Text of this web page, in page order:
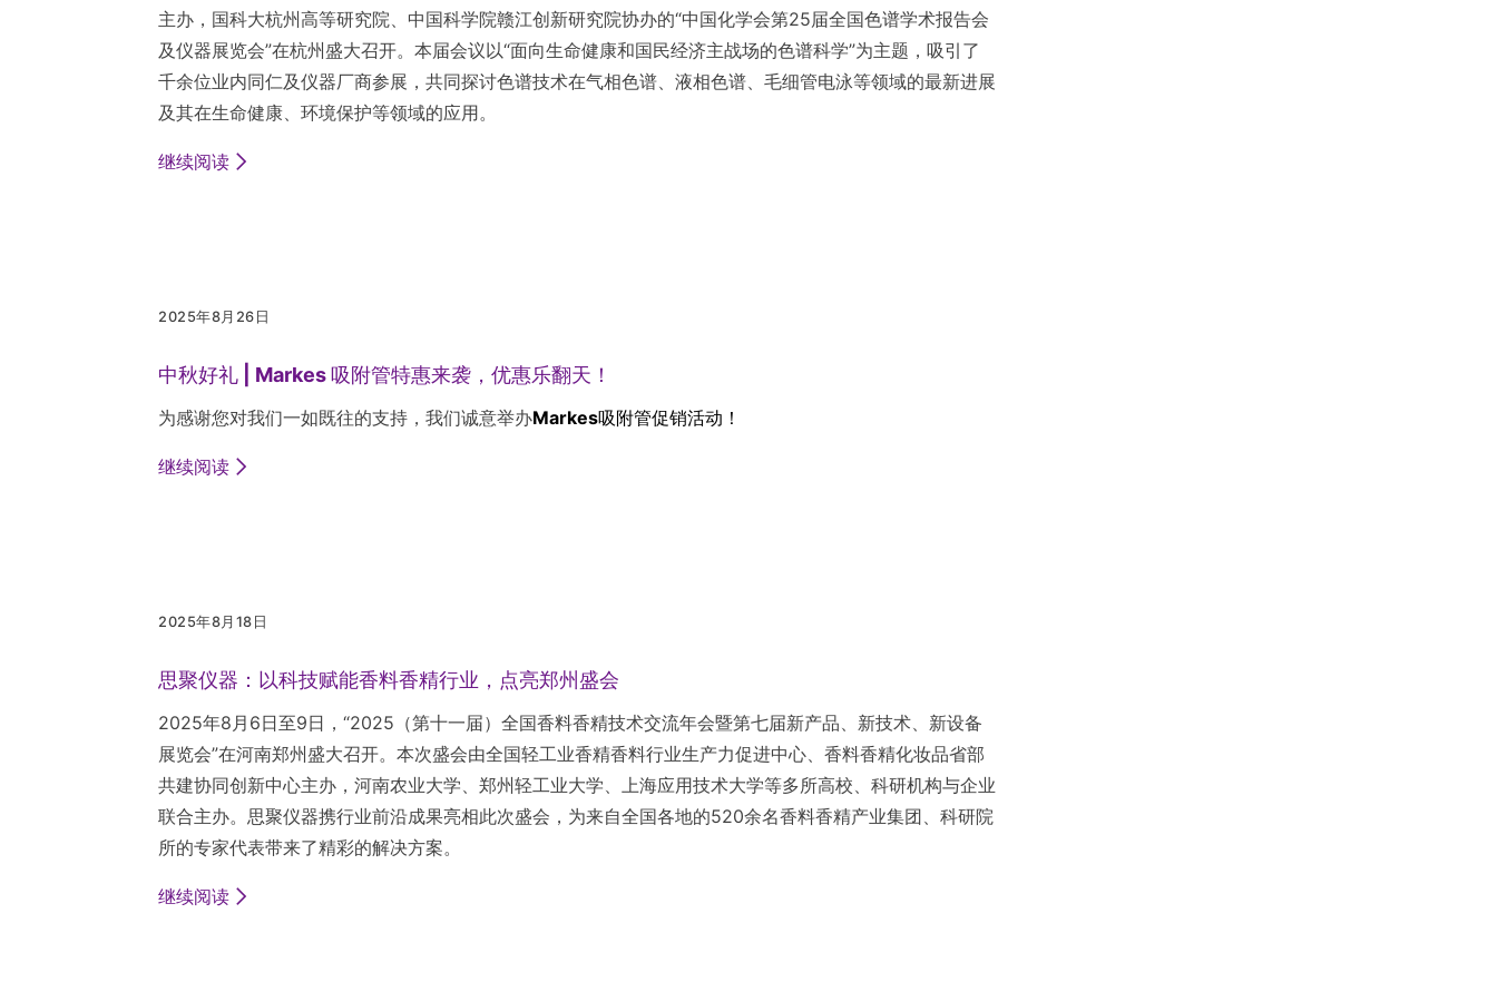
主办，国科大杭州高等研究院、中国科学院赣江创新研究院协办的“中国化学会第25届全国色谱学术报告会
及仪器展览会”在杭州盛大召开。本届会议以“面向生命健康和国民经济主战场的色谱科学”为主题，吸引了
千余位业内同仁及仪器厂商参展，共同探讨色谱技术在气相色谱、液相色谱、毛细管电泳等领域的最新进展
及其在生命健康、环境保护等领域的应用。
继续阅读
2025年8月26日
中秋好礼 | Markes 吸附管特惠来袭，优惠乐翻天！
为感谢您对我们一如既往的支持，我们诚意举办Markes吸附管促销活动 ！
继续阅读
2025年8月18日
思聚仪器：以科技赋能香料香精行业，点亮郑州盛会
2025年8月6日至9日，“2025（第十一届）全国香料香精技术交流年会暨第七届新产品、新技术、新设备
展览会”在河南郑州盛大召开。本次盛会由全国轻工业香精香料行业生产力促进中心、香料香精化妆品省部
共建协同创新中心主办，河南农业大学、郑州轻工业大学、上海应用技术大学等多所高校、科研机构与企业
联合主办。思聚仪器携行业前沿成果亮相此次盛会，为来自全国各地的520余名香料香精产业集团、科研院
所的专家代表带来了精彩的解决方案。
继续阅读